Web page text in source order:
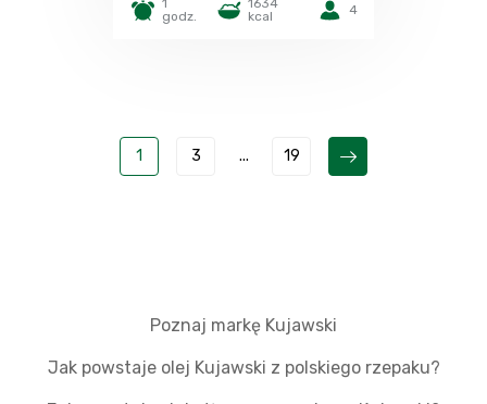
1
godz.
1634
kcal
4
1 3 ... 19
Poznaj markę Kujawski
Jak powstaje olej Kujawski z polskiego rzepaku?